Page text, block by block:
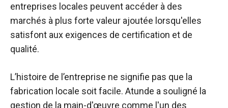
entreprises locales peuvent accéder à des
marchés à plus forte valeur ajoutée lorsqu'elles
satisfont aux exigences de certification et de
qualité.
L’histoire de l’entreprise ne signifie pas que la
fabrication locale soit facile. Atunde a souligné la
gestion de la main-d'œuvre comme l'un des